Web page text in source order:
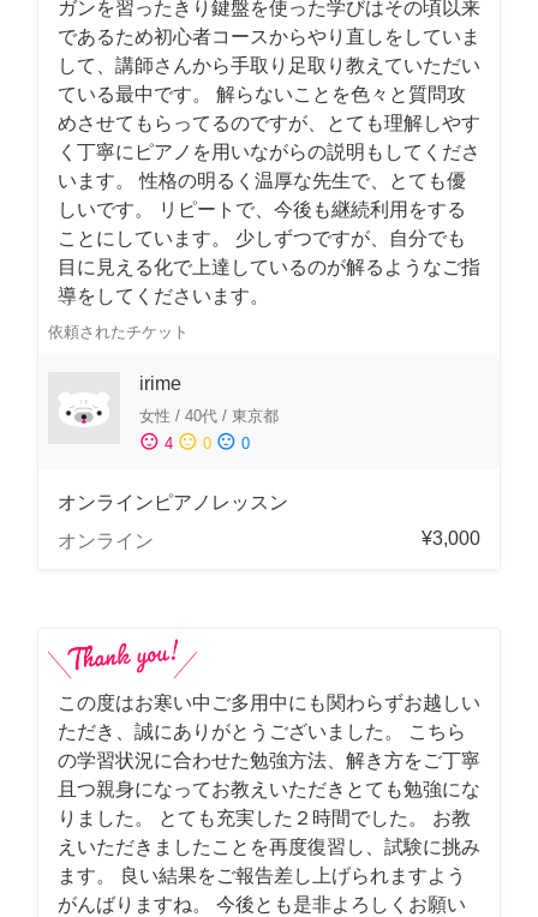
ガンを習ったきり鍵盤を使った学びはその頃以来
であるため初心者コースからやり直しをしていま
して、講師さんから手取り足取り教えていただい
ている最中です。 解らないことを色々と質問攻
めさせてもらってるのですが、とても理解しやす
く丁寧にピアノを用いながらの説明もしてくださ
います。 性格の明るく温厚な先生で、とても優
しいです。 リピートで、今後も継続利用をする
ことにしています。 少しずつですが、自分でも
目に見える化で上達しているのが解るようなご指
導をしてくださいます。
依頼されたチケット
irime
女性 / 40代 / 東京都
sentiment_satisfied 4 sentiment_neutral 0 sentiment_dissatisfied 0
オンラインピアノレッスン
オンライン
¥3,000
この度はお寒い中ご多用中にも関わらずお越しい
ただき、誠にありがとうございました。 こちら
の学習状況に合わせた勉強方法、解き方をご丁寧
且つ親身になってお教えいただきとても勉強にな
りました。 とても充実した２時間でした。 お教
えいただきましたことを再度復習し、試験に挑み
ます。 良い結果をご報告差し上げられますよう
がんばりますね。 今後とも是非よろしくお願い